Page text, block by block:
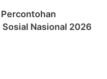
Nasional 2026